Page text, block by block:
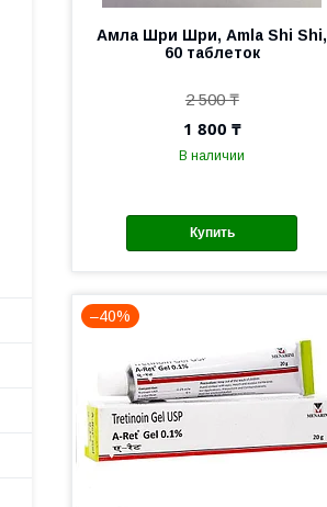
Амла Шри Шри, Amla Shi Shi,
60 таблеток
2 500 ₸
1 800 ₸
В наличии
Купить
–40%